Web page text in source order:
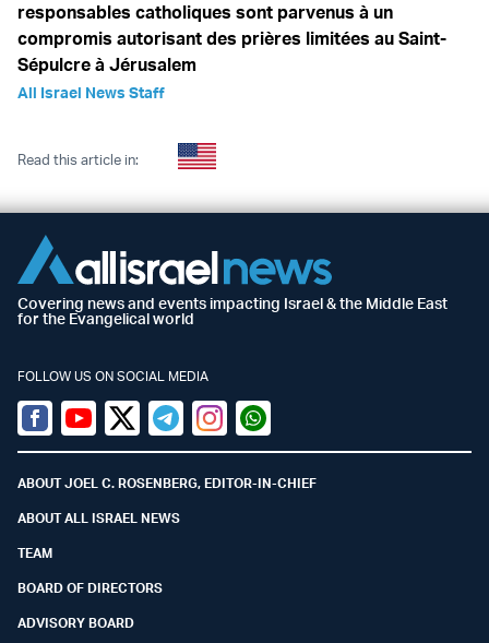
responsables catholiques sont parvenus à un
compromis autorisant des prières limitées au Saint-
Sépulcre à Jérusalem
All Israel News Staff
Read this article in:
Covering news and events impacting Israel & the Middle East
for the Evangelical world
FOLLOW US ON SOCIAL MEDIA
Facebook
YoutubeTwitter (X)
TelegramInstagramWhatsapp
ABOUT JOEL C. ROSENBERG, EDITOR-IN-CHIEF
ABOUT ALL ISRAEL NEWS
TEAM
BOARD OF DIRECTORS
ADVISORY BOARD